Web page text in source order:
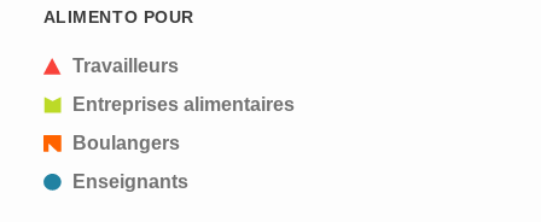
ALIMENTO POUR
Travailleurs
Entreprises alimentaires
Boulangers
Enseignants